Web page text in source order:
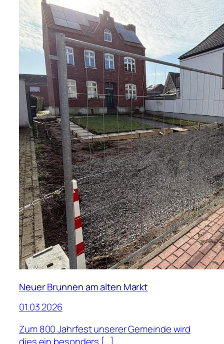
Neuer Brunnen am alten Markt
01.03.2026
Zum 800 Jahrfest unserer Gemeinde wird
dies ein besonders […]